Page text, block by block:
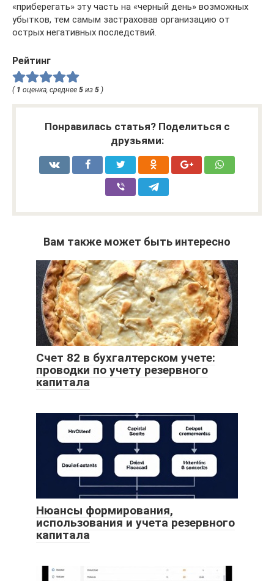
«приберегать» эту часть на «черный день» возможных
убытков, тем самым застраховав организацию от
острых негативных последствий.
Рейтинг
( 1 оценка, среднее 5 из 5 )
Понравилась статья? Поделиться с
друзьями:
Вам также может быть интересно
Счет 82 в бухгалтерском учете:
проводки по учету резервного
капитала
Нюансы формирования,
использования и учета резервного
капитала